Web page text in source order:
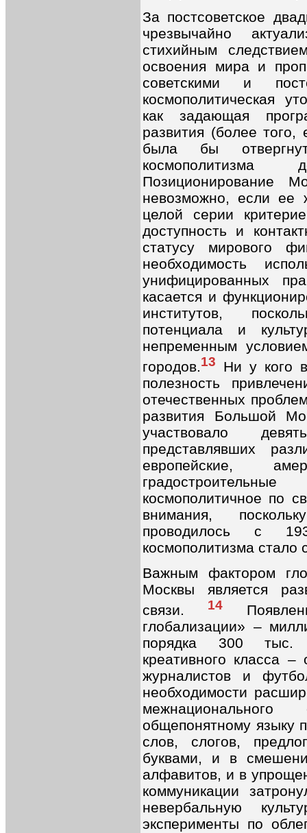
За постсоветское
чрезвычайно
стихийным
освоения мира и
советскими и
космополитическая
как задающая
развития (более
была бы
космополитизма
Позиционирование
невозможно, если ее
целой серии
доступность и
статусу мирового
необходимость
унифицированных
касается и
институтов,
потенциала и
непременным
городов.13 Ни у кого
полезность
отечественных
развития Большой
участвовало
представлявших
европейские,
космополитичное по
внимания,
проводилось с
космополитизма
Важным фактором
Москвы является
связи.
14
глобализации» –
порядка 300 тыс.
креативного класса
журналистов и
необходимости
общепонятному языку
слов, слогов,
буквами, и в
алфавитов, и в
коммуникации
невербальную
эксперименты по